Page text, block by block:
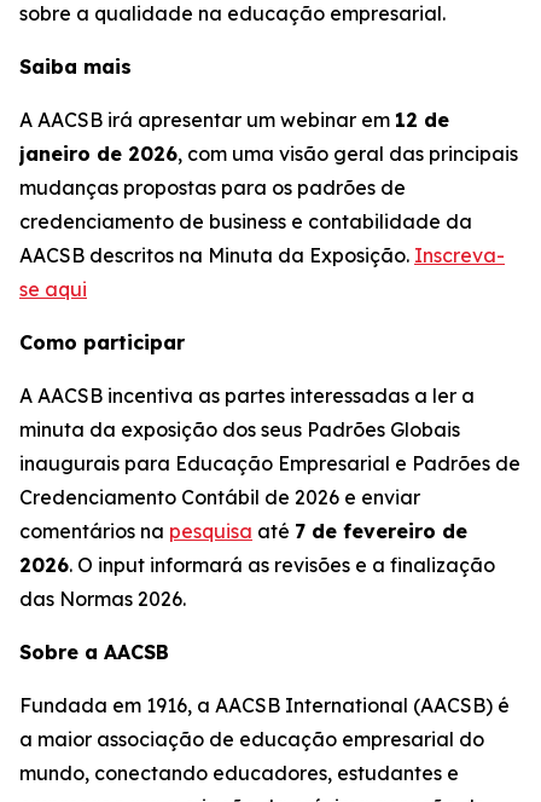
sobre a qualidade na educação empresarial.
Saiba mais
A AACSB irá apresentar um webinar em 12 de
janeiro de 2026, com uma visão geral das principais
mudanças propostas para os padrões de
credenciamento de business e contabilidade da
AACSB descritos na Minuta da Exposição. Inscreva-
se aqui
Como participar
A AACSB incentiva as partes interessadas a ler a
minuta da exposição dos seus Padrões Globais
inaugurais para Educação Empresarial e Padrões de
Credenciamento Contábil de 2026 e enviar
comentários na pesquisa até 7 de fevereiro de
2026. O input informará as revisões e a finalização
das Normas 2026.
Sobre a AACSB
Fundada em 1916, a AACSB International (AACSB) é
a maior associação de educação empresarial do
mundo, conectando educadores, estudantes e